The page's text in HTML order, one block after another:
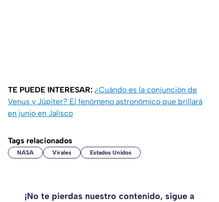
TE PUEDE INTERESAR: ¿Cuándo es la conjunción de
Venus y Júpiter? El fenómeno astronómico que brillará
en junio en Jalisco
Tags relacionados
NASA Virales Estados Unidos
¡No te pierdas nuestro contenido, sigue a